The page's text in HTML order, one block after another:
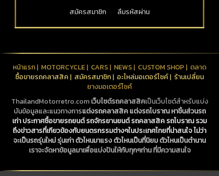
สมัครสมาชิก ลืมรหัสผ่าน
หน้าแรก| MOTORCYCLE| CARS| NEWS| CUSTOM SHOP | ตลาด
ซื้อขายรถคลาสสิค | สมัครสมาชิก| อะไหล่มอเตอร์ไซค์| ร้านเปลี่ยน
ยางมอเตอร์ไซค์
ThailandMotorretro.comเว็บไซต์รถคลาสสิคเป็นเว็บไซต์สำหรับแบ่ง
บันข้อมูลและแนวทางการแต่งรถคลาสสิค แต่งรถโบราณ หาชิ้นส่วนรถ
เก่าประกาศซื้อขายรถยนต์ รถจักรยานยนต์รถคลาสสิครถโบราณรวม
ถึงข่าวสารที่เกียวข้องกับยนตรกรรมต่างๆในประเทศไทยที่น่าสนใจ ไม่ว่า
จะเป็นรถรุ่นใหม่ รุ่นเก่า ตัวไหนมาแรง ตัวไหนเป็นที่นิยม ตัวไหนเป็นตำนาน
เราจะจัดหาข้อมูลมาเพื่อแบ่งปันให้กับทุกๆท่าน ที่มีความสนใจ